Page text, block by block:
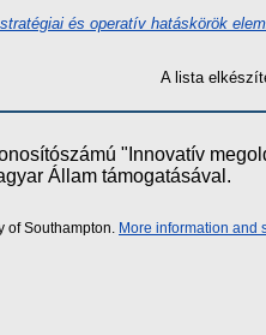
és operatív hatáskörök
A lista
"Innovatív
Állam támogatásával.
of Southampton. More information and